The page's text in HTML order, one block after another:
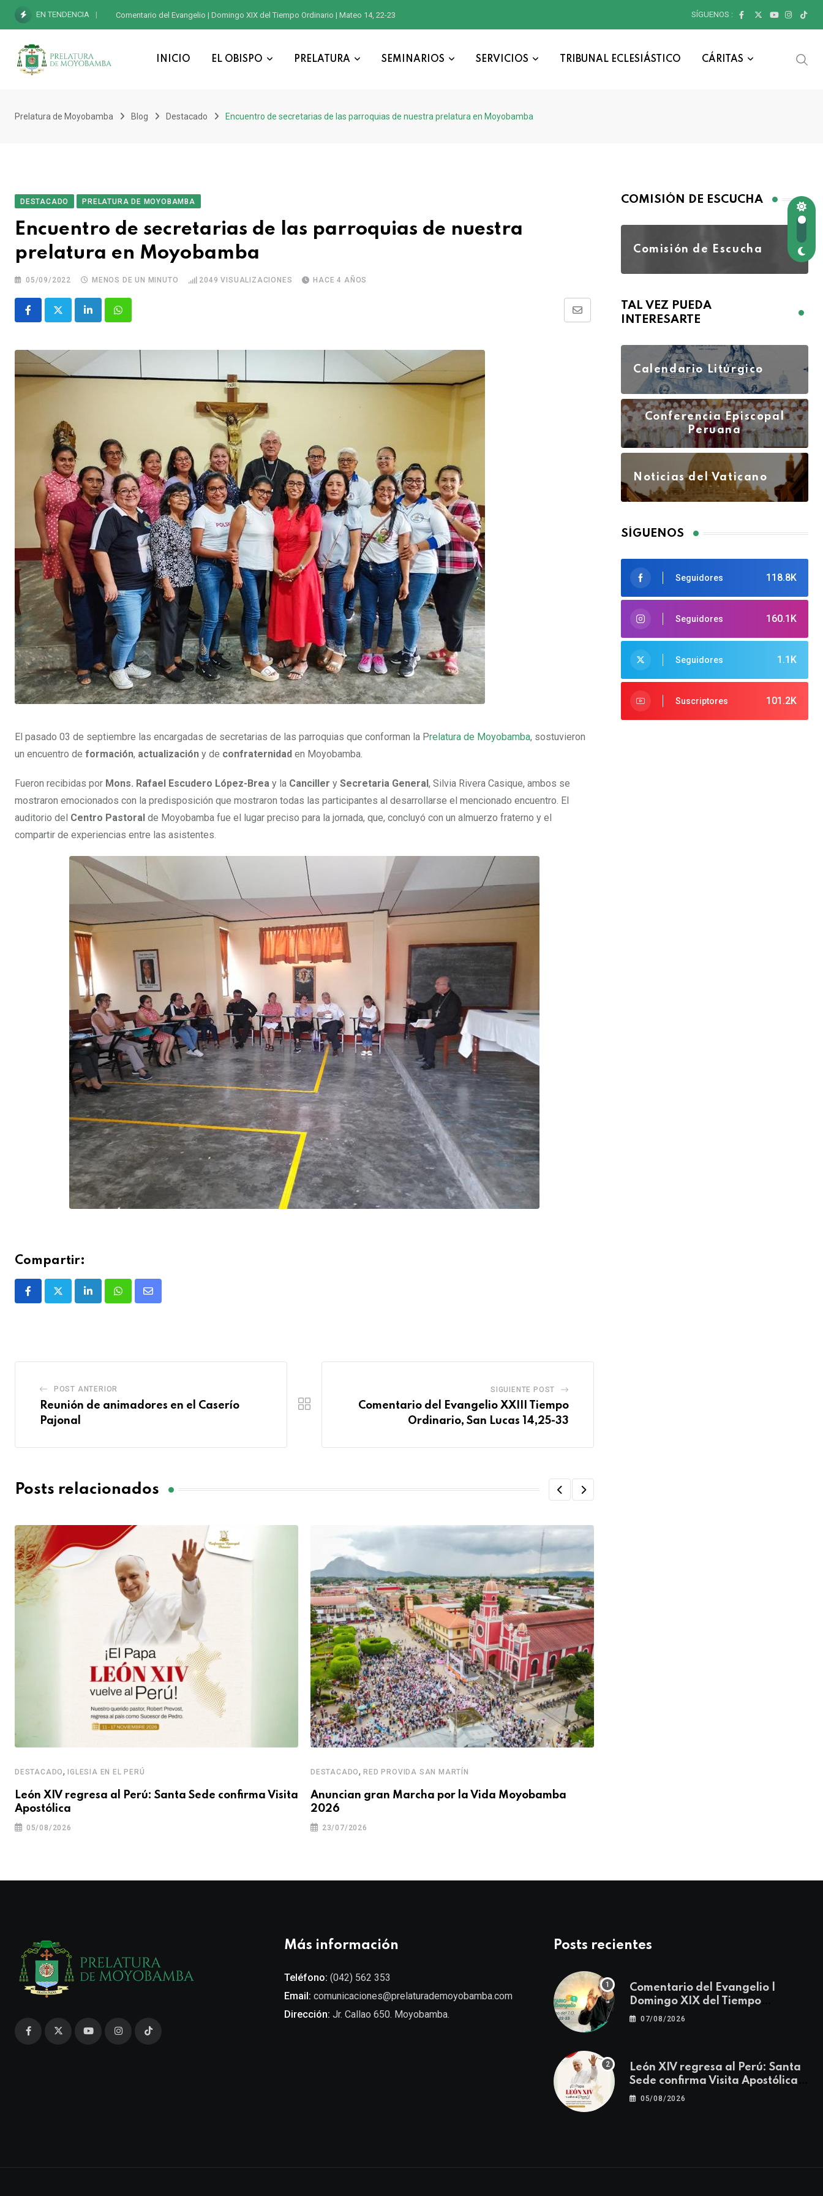
EN TENDENCIA Comentario del Evangelio | Domingo XIX del Tiempo Ordinario | Mateo 14, 22-23 SÍGUENOS :
INICIO EL OBISPO PRELATURA SEMINARIOS SERVICIOS TRIBUNAL ECLESIÁSTICO CÁRITAS
Prelatura de Moyobamba Blog Destacado Encuentro de secretarias de las parroquias de nuestra prelatura en Moyobamba
DESTACADO PRELATURA DE MOYOBAMBA
Encuentro de secretarias de las parroquias de nuestra
prelatura en Moyobamba
05/09/2022 MENOS DE UN MINUTO 2049 VISUALIZACIONES HACE 4 AÑOS
El pasado 03 de septiembre las encargadas de secretarias de las parroquias que conforman la Prelatura de Moyobamba, sostuvieron
un encuentro de formación, actualización y de confraternidad en Moyobamba.
Fueron recibidas por Mons. Rafael Escudero López-Brea y la Canciller y Secretaria General , Silvia Rivera Casique, ambos se
mostraron emocionados con la predisposición que mostraron todas las participantes al desarrollarse el mencionado encuentro. El
auditorio del Centro Pastoral de Moyobamba fue el lugar preciso para la jornada, que, concluyó con un almuerzo fraterno y el
compartir de experiencias entre las asistentes.
Compartir:
POST ANTERIOR
Reunión de animadores en el Caserío
Pajonal
SIGUIENTE POST
Comentario del Evangelio XXIII Tiempo
Ordinario, San Lucas 14,25-33
Posts relacionados
DESTACADO,IGLESIA EN EL PERÚ
León XIV regresa al Perú: Santa Sede confirma Visita
Apostólica
05/08/2026
DESTACADO,RED PROVIDA SAN MARTÍN
Anuncian gran Marcha por la Vida Moyobamba
2026
23/07/2026
COMISIÓN DE ESCUCHA
Comisión de Escucha
TAL VEZ PUEDA
INTERESARTE
Calendario Litúrgico
Conferencia Episcopal
Peruana
Noticias del Vaticano
SÍGUENOS
118.8K
Seguidores
160.1K
Seguidores
1.1K
Seguidores
101.2K
Suscriptores
Más información
Teléfono: (042) 562 353
Email: comunicaciones@prelaturademoyobamba.com
Dirección: Jr. Callao 650. Moyobamba.
Posts recientes
Comentario del Evangelio |
Domingo XIX del Tiempo
Ordinario | Mateo 14, 22-23
07/08/2026
León XIV regresa al Perú: Santa
Sede confirma Visita Apostólica
del 11 al 17 de noviembre
05/08/2026